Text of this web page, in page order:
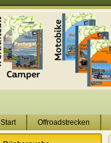
Start
Offroadstrecken